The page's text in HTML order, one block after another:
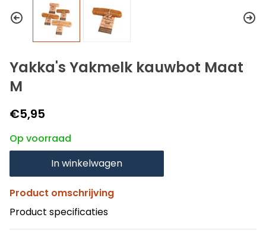
Yakka's Yakmelk kauwbot Maat
M
€5,95
Op voorraad
In winkelwagen
Product omschrijving
Product specificaties